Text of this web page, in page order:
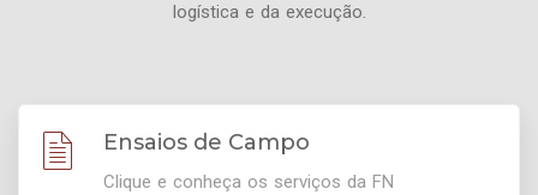
logística e da execução.
Ensaios de Campo
Clique e conheça os serviços da FN